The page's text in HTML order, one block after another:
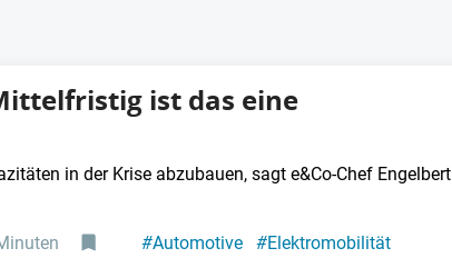
ist das eine
in der Krise abzubauen, sagt e&Co-Chef Engelbert
#Automotive #Elektromobilität